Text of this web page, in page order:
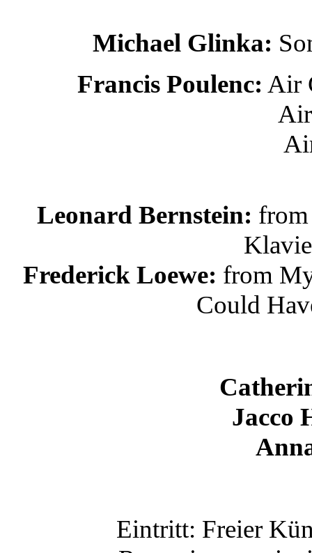
Michael Glinka:
Francis Poulenc: Air
Leonard Bernstein: from
Frederick Loewe: from
Could
Jacco
Eintritt: Freier